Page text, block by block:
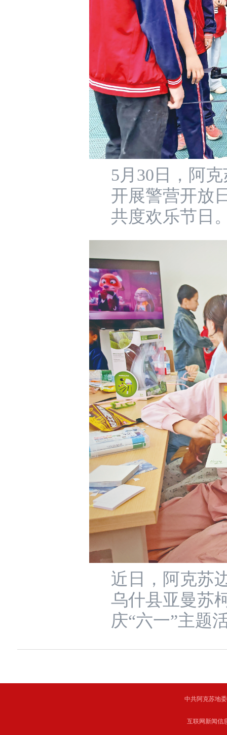
5月30日，阿
开展警营开放
共度欢乐节日
近日，阿克苏
乌什县亚曼苏
庆“六一”主题
中共阿克苏地
互联网新闻